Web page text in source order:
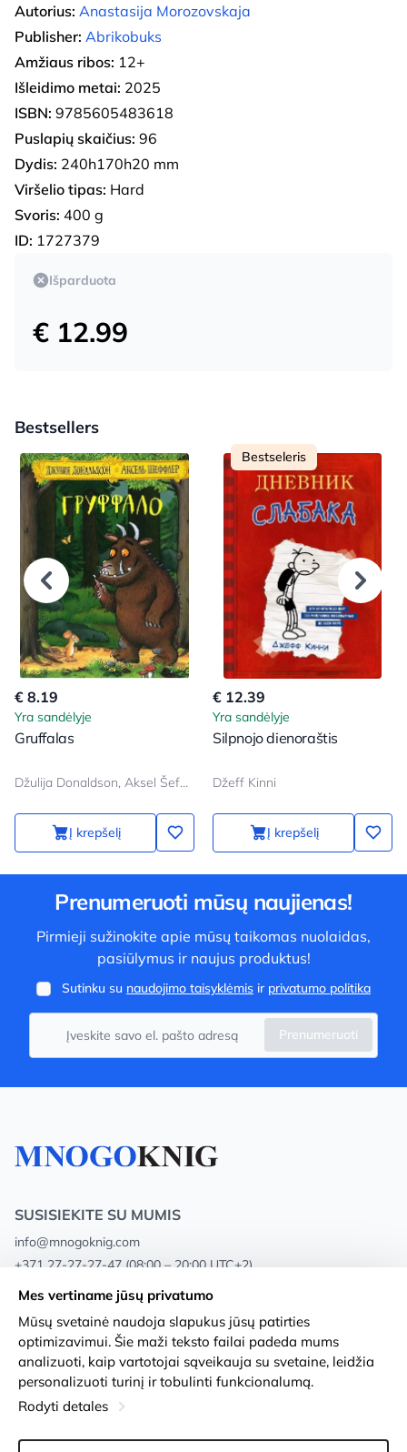
Autorius: Anastasija Morozovskaja
Publisher: Abrikobuks
Amžiaus ribos: 12+
Išleidimo metai: 2025
ISBN: 9785605483618
Puslapių skaičius: 96
Dydis: 240h170h20 mm
Viršelio tipas: Hard
Svoris: 400 g
ID: 1727379
Išparduota
€ 12.99
Bestsellers
€ 8.19
Yra sandėlyje
Gruffalas
Džulija Donaldson, Aksel Šeffler
Į krepšelį
Bestseleris
€ 12.39
Yra sandėlyje
Silpnojo dienoraštis
Džeff Kinni
Į krepšelį
Prenumeruoti mūsų naujienas!
Pirmieji sužinokite apie mūsų taikomas nuolaidas,
pasiūlymus ir naujus produktus!
Sutinku su naudojimo taisyklėmis ir privatumo politika
Prenumeruoti
SUSISIEKITE SU MUMIS
info@mnogoknig.com
+371 27-27-27-47 (08:00 – 20:00 UTC+2)
Rīga, Augusta Deglava 69d, LV-1082
Apie mus
Parduotuvės
Pristatymas ir mokėjimas
Lojalumo kortelės
Privacy Policy
Sąlygos ir nuostatos
Prekių grąžinimas
Mes vertiname jūsų privatumo
Mūsų svetainė naudoja slapukus jūsų patirties
optimizavimui. Šie maži teksto failai padeda mums
analizuoti, kaip vartotojai sąveikauja su svetaine, leidžia
personalizuoti turinį ir tobulinti funkcionalumą.
Rodyti detales